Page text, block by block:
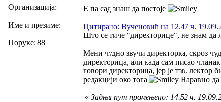
Организација:
Име и презиме:
Поруке: 88
Е па сад знаш да постоје
Цитирано: Вученовић на 12.47 ч.
Што се тиче "директорице", не знам да
Мени чудно звучи директорка, скроз
директорица, али када сам писао
говори директорица, јер је тзв. лектор
редакцији око тога
Наравно
« Задњи пут промењено: 14.52 ч.